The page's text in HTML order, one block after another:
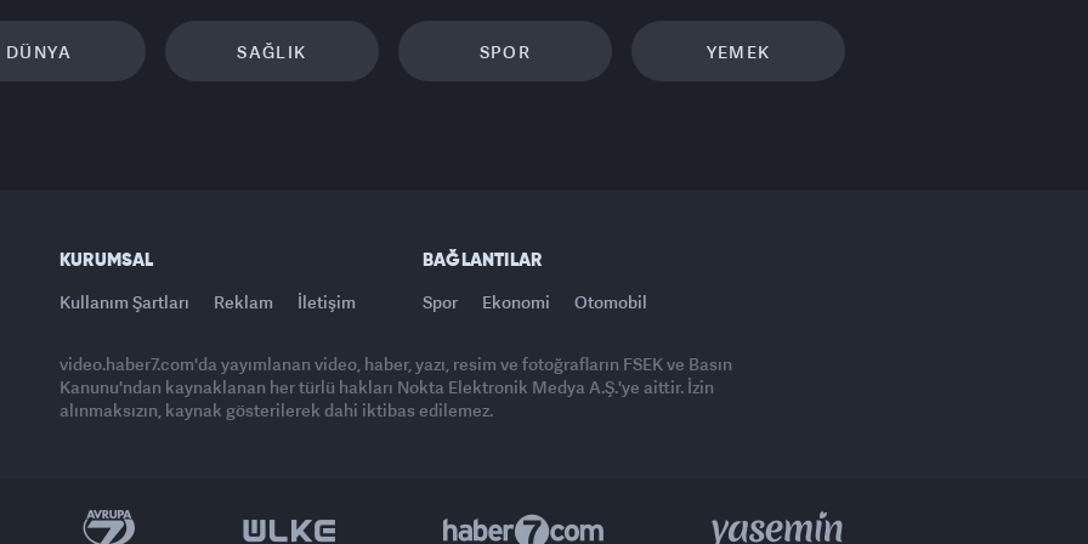
DÜNYA SAĞLIK SPOR YEMEK
KURUMSAL
Kullanım Şartları Reklam İletişim
BAĞLANTILAR
Spor Ekonomi Otomobil
video.haber7.com'da yayımlanan video, haber, yazı, resim ve fotoğrafların FSEK ve Basın
Kanunu'ndan kaynaklanan her türlü hakları Nokta Elektronik Medya A.Ş.'ye aittir. İzin
alınmaksızın, kaynak gösterilerek dahi iktibas edilemez.